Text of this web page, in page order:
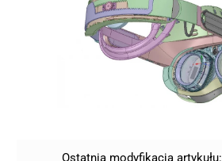
Ostatnia modyfikacja artykułu: